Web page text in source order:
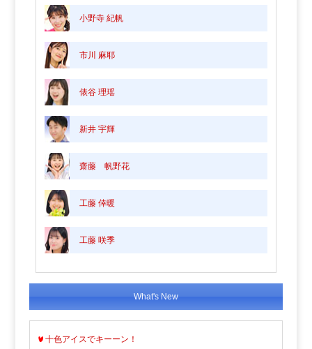
小野寺 紀帆
市川 麻耶
俵谷 理瑶
新井 宇輝
齋藤 帆野花
工藤 倖暖
工藤 咲季
What's New
十色アイスでキーーン！